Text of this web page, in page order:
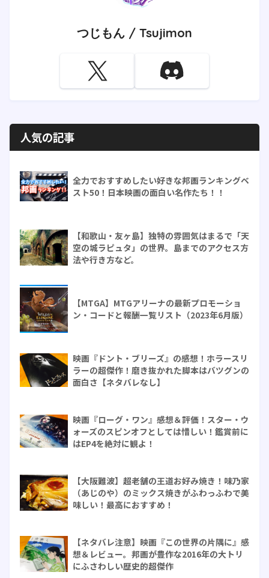
つじもん / Tsujimon
人気の記事
全力でおすすめしたい好きな邦画ランキングベ
スト50！日本映画の面白い名作たち！！
【和歌山・友ヶ島】独特の雰囲気はまるで「天
空の城ラピュタ」の世界。島までのアクセス方
法や行き方など。
【MTGA】MTGアリーナの最新プロモーショ
ン・コードと報酬一覧リスト（2023年6月版）
映画『ドント・ブリーズ』の感想！ホラースリ
ラーの超傑作！磨き抜かれた脚本はバツグンの
面白さ【ネタバレなし】
映画『ローグ・ワン』感想＆評価！スター・ウ
ォーズのスピンオフとしては惜しい！鑑賞前に
はEP4を絶対に観よ！
【大阪難波】超老舗の王道お好み焼き！味乃家
（あじのや）のミックス焼きがふわっふわで美
味しい！最高におすすめ！
【ネタバレ注意】映画『この世界の片隅に』感
想＆レビュー。邦画が豊作な2016年の大トリ
にふさわしい歴史的超傑作